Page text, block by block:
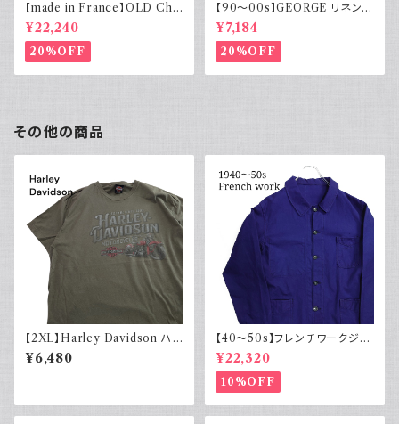
【made in France】OLD Cha
rvet ストライプ 切り替え 紫
¥22,240
20%OFF
【90～00s】GEORGE リネンレ
ーヨンシャツ 黒 ボックスシルエ
ット XL
¥7,184
20%OFF
その他の商品
【2XL】Harley Davidson ハ
ーレーダビッドソン プリントTシ
ャツ 古着 カーキグリーン
¥6,480
【40～50s】フレンチワークジャ
ケット インディゴ Vポケット ヴィ
ンテージ
¥22,320
10%OFF